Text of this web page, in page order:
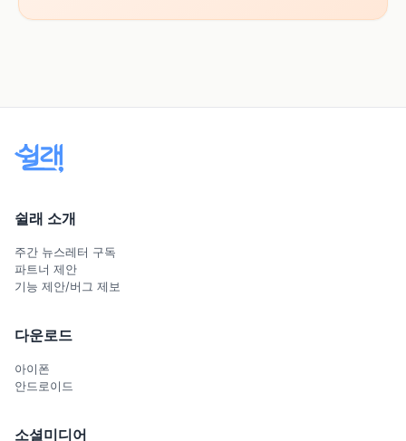
쉴래 소개
주간 뉴스레터 구독
파트너 제안
기능 제안/버그 제보
다운로드
아이폰
안드로이드
소셜미디어